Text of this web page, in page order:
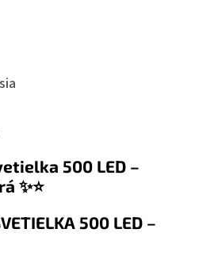
500 LED –
✨⭐
500 LED –